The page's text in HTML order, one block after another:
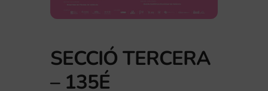
SECCIÓ TERCERA
– 135É